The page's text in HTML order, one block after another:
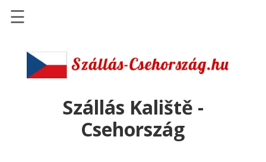
Szállások
Szállásinfo.eu
pénzvisszatérítéssel
☰
Szállás Kaliště -
Csehország